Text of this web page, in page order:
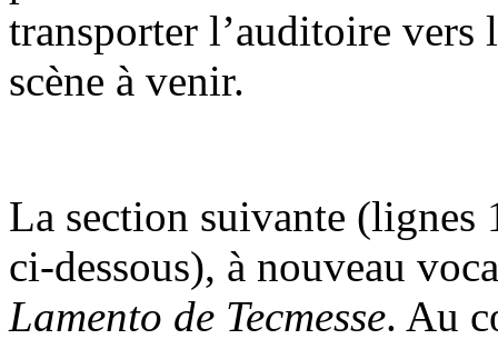
transporter l’auditoire vers
scène à venir.
La section suivante (lignes
ci-dessous), à nouveau
Lamento de Tecmesse. Au